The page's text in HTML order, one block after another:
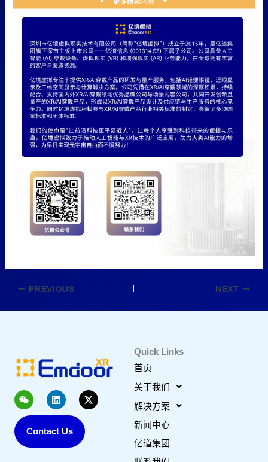
PREVIOUS NEXT
W
e
L
i
n
e
X
-
Contact Us
Quick Links
首页
关于我们
解决方案
新闻中心
亿道集团